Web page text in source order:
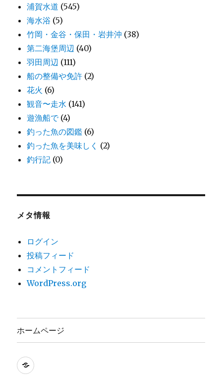
浦賀水道 (545)
海水浴 (5)
竹岡・金谷・保田・岩井沖 (38)
第二海堡周辺 (40)
羽田周辺 (111)
船の整備や免許 (2)
花火 (6)
観音〜走水 (141)
遊漁船で(4)
釣った魚の図鑑 (6)
釣った魚を美味しく (2)
釣行記 (0)
メタ情報
ログイン
投稿フィード
コメントフィード
WordPress.org
ホームページ
ホ